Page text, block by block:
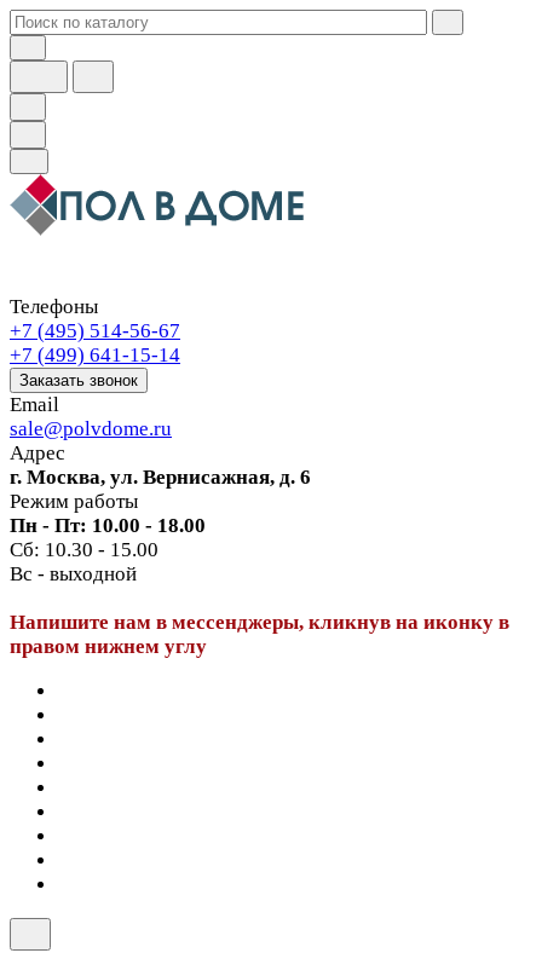
Телефоны
+7 (495) 514-56-67
+7 (499) 641-15-14
Заказать звонок
Email
sale@polvdome.ru
Адрес
г. Москва, ул. Вернисажная, д. 6
Режим работы
Пн - Пт: 10.00 - 18.00
Сб: 10.30 - 15.00
Вс - выходной
Напишите нам в мессенджеры, кликнув на иконку в
правом нижнем углу